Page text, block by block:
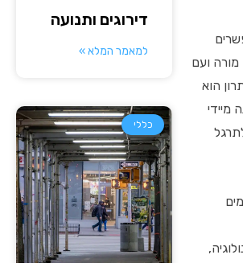
ועם
הוא
מיידי
דירוגים ותנועה
למאמר המלא »
כללי